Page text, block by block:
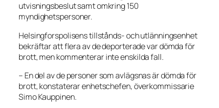
utvisningsbeslut samt omkring 150
myndighetspersoner.
Helsingforspolisens tillstånds- och utlänningsenhet
bekräftar att flera av de deporterade var dömda för
brott, men kommenterar inte enskilda fall.
– En del av de personer som avlägsnas är dömda för
brott, konstaterar enhetschefen, överkommissarie
Simo Kauppinen.